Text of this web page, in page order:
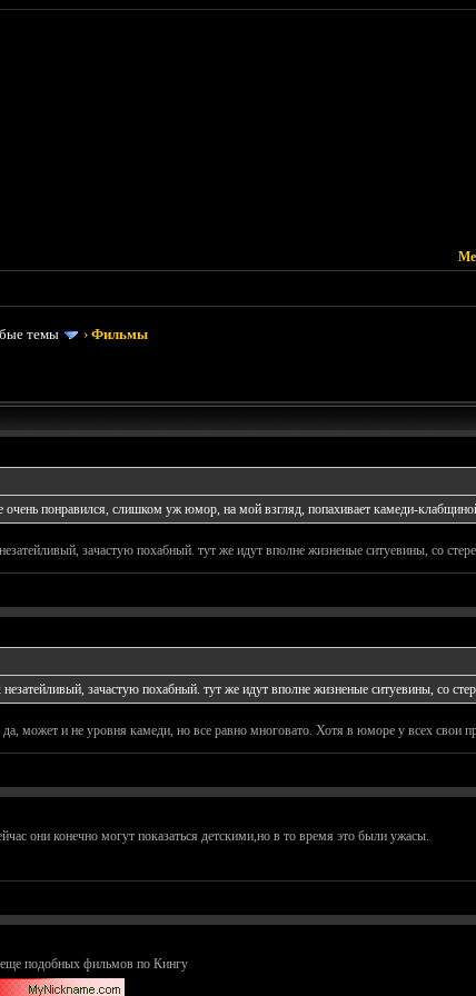
темы ›Фильмы
понравился, слишком уж юмор, на мой взгляд, попахивает камеди-
зачастую похабный. тут же идут вполне жизненые ситуевины, со
зачастую похабный. тут же идут вполне жизненые ситуевины, со
может и не уровня камеди, но все равно многовато. Хотя в юморе у всех свои
они конечно могут показаться детскими,но в то время это были ужасы.
подобных фильмов по Кингу